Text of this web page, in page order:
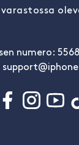
varastossa
numero: